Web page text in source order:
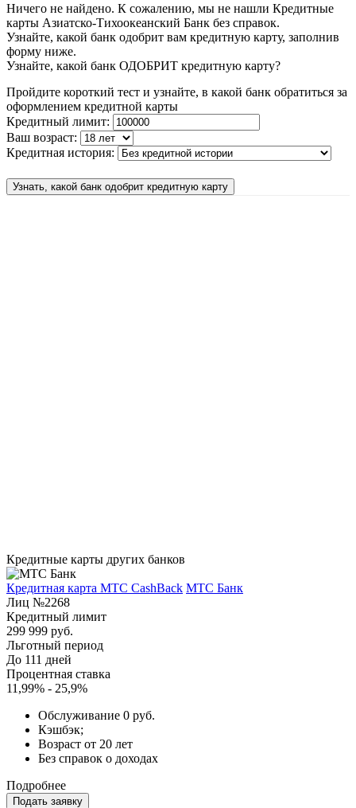
Ничего не найдено. К сожалению, мы не нашли Кредитные
карты Азиатско-Тихоокеанский Банк без справок.
Узнайте, какой банк одобрит вам кредитную карту, заполнив
форму ниже.
Узнайте, какой банк ОДОБРИТ кредитную карту?
Пройдите короткий тест и узнайте, в какой банк обратиться за
оформлением кредитной карты
Кредитный лимит:
Ваш возраст:
Кредитная история:
Узнать, какой банк одобрит кредитную карту
Кредитные карты других банков
Кредитная карта МТС CashBack МТС Банк
Лиц №2268
Кредитный лимит
299 999 руб.
Льготный период
До 111 дней
Процентная ставка
11,99% - 25,9%
Обслуживание 0 руб.
Кэшбэк;
Возраст от 20 лет
Без справок о доходах
Подробнее
Подать заявку